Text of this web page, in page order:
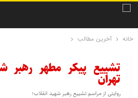
خانه آخرین مطالب
تشییع پیکر مطهر رهبر
تهران
روایتی از مراسم تشییع رهبر شهید انقلاب؛